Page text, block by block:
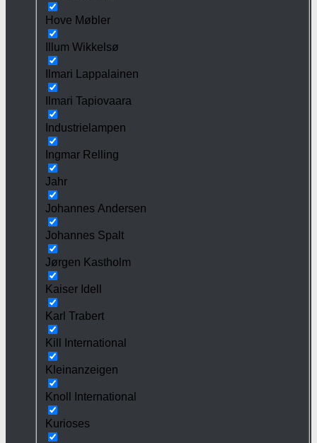
Hove Møbler
Illum Wikkelsø
Ilmari Lappalainen
Ilmari Tapiovaara
Industrielampen
Ingmar Relling
Jahr
Johannes Andersen
Johannes Spalt
Jørgen Kastholm
Kaiser Idell
Karl Trabert
Kill International
Kleinanzeigen
Knoll International
Kurioses